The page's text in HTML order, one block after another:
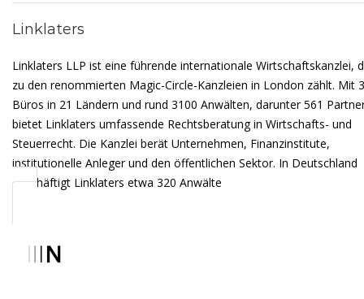
Linklaters
Linklaters LLP ist eine führende internationale Wirtschaftskanzlei,
zu den renommierten Magic-Circle-Kanzleien in London zählt. Mit
Büros in 21 Ländern und rund 3100 Anwälten, darunter 561
bietet Linklaters umfassende Rechtsberatung in Wirtschafts- und
Steuerrecht. Die Kanzlei berät Unternehmen, Finanzinstitute,
institutionelle Anleger und den öffentlichen Sektor. In Deutschland
beschäftigt Linklaters etwa 320 Anwälte